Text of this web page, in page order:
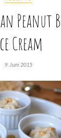
Cream
9. Juni 2015